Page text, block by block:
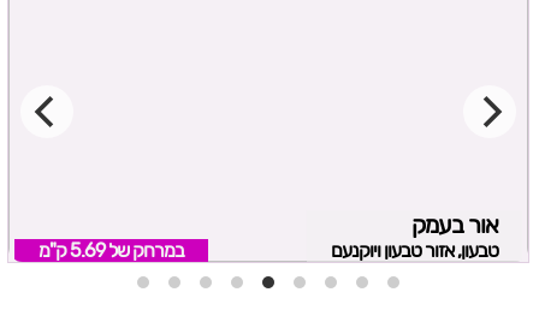
אור בעמק
טבעון, אזור טבעון ויוקנעם במרחק של5.69 ק"מ